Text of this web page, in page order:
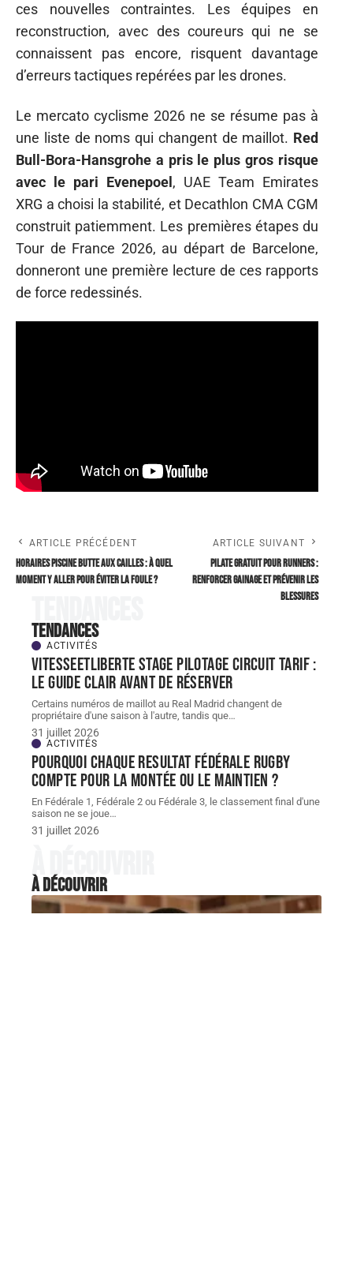
ces nouvelles contraintes. Les équipes en
reconstruction, avec des coureurs qui ne se
connaissent pas encore, risquent davantage
d’erreurs tactiques repérées par les drones.
Le mercato cyclisme 2026 ne se résume pas à
une liste de noms qui changent de maillot. Red
Bull-Bora-Hansgrohe a pris le plus gros risque
avec le pari Evenepoel, UAE Team Emirates
XRG a choisi la stabilité, et Decathlon CMA CGM
construit patiemment. Les premières étapes du
Tour de France 2026, au départ de Barcelone,
donneront une première lecture de ces rapports
de force redessinés.
ARTICLE PRÉCÉDENT
Horaires piscine Butte aux Cailles : à quel
moment y aller pour éviter la foule ?
ARTICLE SUIVANT
Pilate gratuit pour runners :
renforcer gainage et prévenir les
blessures
Tendances
ACTIVITÉS
Vitesseetliberte stage pilotage circuit tarif :
le guide clair avant de réserver
Certains numéros de maillot au Real Madrid changent de
propriétaire d'une saison à l'autre, tandis que…
31 juillet 2026
ACTIVITÉS
Pourquoi chaque resultat Fédérale Rugby
compte pour la montée ou le maintien ?
En Fédérale 1, Fédérale 2 ou Fédérale 3, le classement final d'une
saison ne se joue…
31 juillet 2026
À découvrir
À découvrir